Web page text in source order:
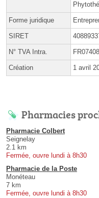
Forme juridique
SIRET
N° TVA Intra.
Création 1 avril
Pharmacies
Pharmacie Colbert
Seignelay
2.1 km
Fermée, ouvre lundi à 8h30
Pharmacie de la Poste
Monéteau
7 km
Fermée, ouvre lundi à 8h30